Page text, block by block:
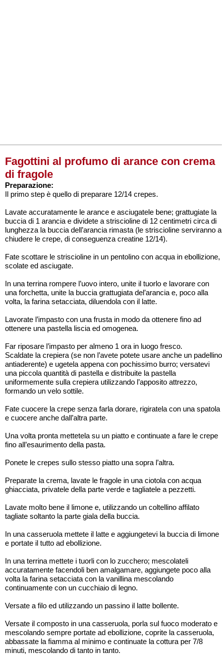
Fagottini al profumo di arance con crema
di fragole
Preparazione:
Il primo step è quello di preparare 12/14 crepes.
Lavate accuratamente le arance e asciugatele bene; grattugiate la
buccia di 1 arancia e dividete a striscioline di 12 centimetri circa di
lunghezza la buccia dell’arancia rimasta (le striscioline serviranno a
chiudere le crepe, di conseguenza creatine 12/14).
Fate scottare le striscioline in un pentolino con acqua in ebollizione,
scolate ed asciugate.
In una terrina rompere l’uovo intero, unite il tuorlo e lavorare con
una forchetta, unite la buccia grattugiata del’arancia e, poco alla
volta, la farina setacciata, diluendola con il latte.
Lavorate l’impasto con una frusta in modo da ottenere fino ad
ottenere una pastella liscia ed omogenea.
Far riposare l’impasto per almeno 1 ora in luogo fresco.
Scaldate la crepiera (se non l’avete potete usare anche un padellino
antiaderente) e ugetela appena con pochissimo burro; versatevi
una piccola quantità di pastella e distribuite la pastella
uniformemente sulla crepiera utilizzando l’apposito attrezzo,
formando un velo sottile.
Fate cuocere la crepe senza farla dorare, rigiratela con una spatola
e cuocere anche dall’altra parte.
Una volta pronta mettetela su un piatto e continuate a fare le crepe
fino all’esaurimento della pasta.
Ponete le crepes sullo stesso piatto una sopra l’altra.
Preparate la crema, lavate le fragole in una ciotola con acqua
ghiacciata, privatele della parte verde e tagliatele a pezzetti.
Lavate molto bene il limone e, utilizzando un coltellino affilato
tagliate soltanto la parte giala della buccia.
In una casseruola mettete il latte e aggiungetevi la buccia di limone
e portate il tutto ad ebollizione.
In una terrina mettete i tuorli con lo zucchero; mescolateli
accuratamente facendoli ben amalgamare, aggiungete poco alla
volta la farina setacciata con la vanillina mescolando
continuamente con un cucchiaio di legno.
Versate a filo ed utilizzando un passino il latte bollente.
Versate il composto in una casseruola, porla sul fuoco moderato e
mescolando sempre portate ad ebollizione, coprite la casseruola,
abbassate la fiamma al minimo e continuate la cottura per 7/8
minuti, mescolando di tanto in tanto.